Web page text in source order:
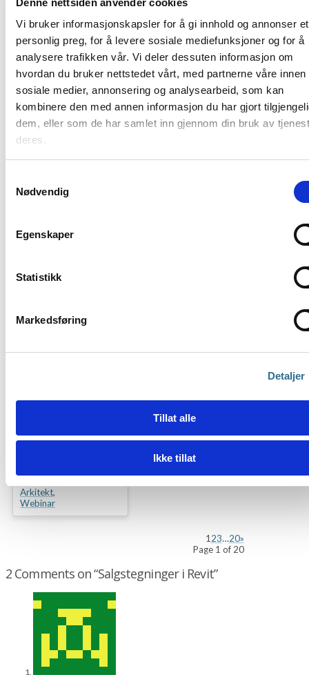
Vi bruker informasjonskapsler for å gi innhold og annonser et
personlig preg, for å levere sosiale mediefunksjoner og for å
analysere trafikken vår. Vi deler dessuten informasjon om
hvordan du bruker nettstedet vårt, med partnerne våre innen
sosiale medier, annonsering og analysearbeid, som kan
kombinere den med annen informasjon du har gjort
dem, eller som de har samlet inn gjennom din bruk av
deres.
Nødvendig
Egenskaper
Statistikk
Markedsføring
Detaljer
Tillat alle
Ikke tillat
28:07
Oppdag nyhetene i
Focus Konstruksjon –
Støttemur, SAF og
kobling mot IDEA
StatiCa
Byggeteknikk,
Webinar
Arkitekt,
Webinar
1 23…20»
Page 1 of 20
2 Comments on“Salgstegninger i Revit”